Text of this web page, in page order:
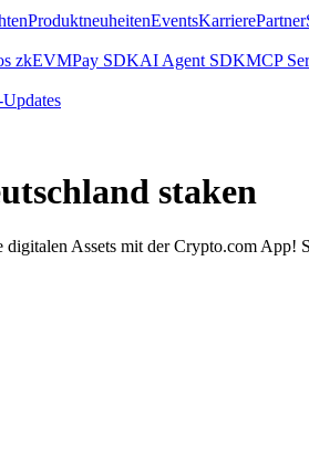
ProduktneuheitenEventsKarrierePartner
zkEVMPay SDKAI Agent SDKMCP
staken
digitalen Assets mit der Crypto.com